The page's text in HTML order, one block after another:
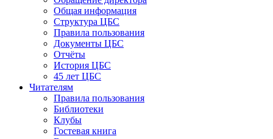
Общая информация
Структура ЦБС
Правила пользования
Документы ЦБС
Отчёты
История ЦБС
45 лет ЦБС
Читателям
Правила пользования
Библиотеки
Клубы
Гостевая книга